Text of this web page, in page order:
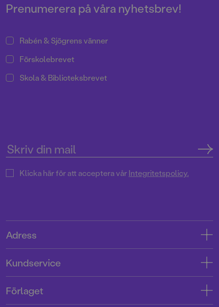
Prenumerera på våra nyhetsbrev!
Rabén & Sjögrens vänner
Förskolebrevet
Skola & Biblioteksbrevet
Klicka här för att acceptera vårIntegritetspolicy.
Adress
Tryckerigatan 4
Kundservice
Förlaget